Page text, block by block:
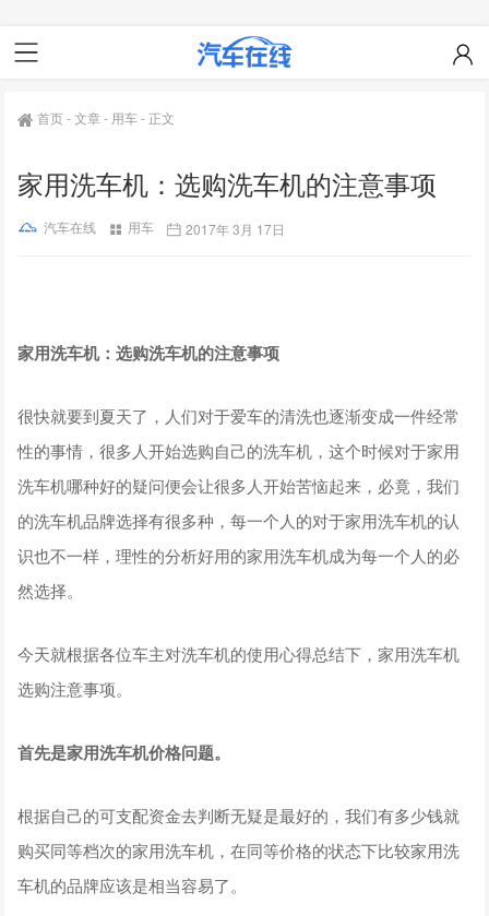
首页-文章- 用车- 正文
家用洗车机：选购洗车机的注意事项
汽车在线 用车 2017年 3月 17日
家用洗车机：选购洗车机的注意事项
很快就要到夏天了，人们对于爱车的清洗也逐渐变成一件经常
性的事情，很多人开始选购自己的洗车机，这个时候对于家用
洗车机哪种好的疑问便会让很多人开始苦恼起来，必竟，我们
的洗车机品牌选择有很多种，每一个人的对于家用洗车机的认
识也不一样，理性的分析好用的家用洗车机成为每一个人的必
然选择。
今天就根据各位车主对洗车机的使用心得总结下，家用洗车机
选购注意事项。
首先是家用洗车机价格问题。
根据自己的可支配资金去判断无疑是最好的，我们有多少钱就
购买同等档次的家用洗车机，在同等价格的状态下比较家用洗
车机的品牌应该是相当容易了。